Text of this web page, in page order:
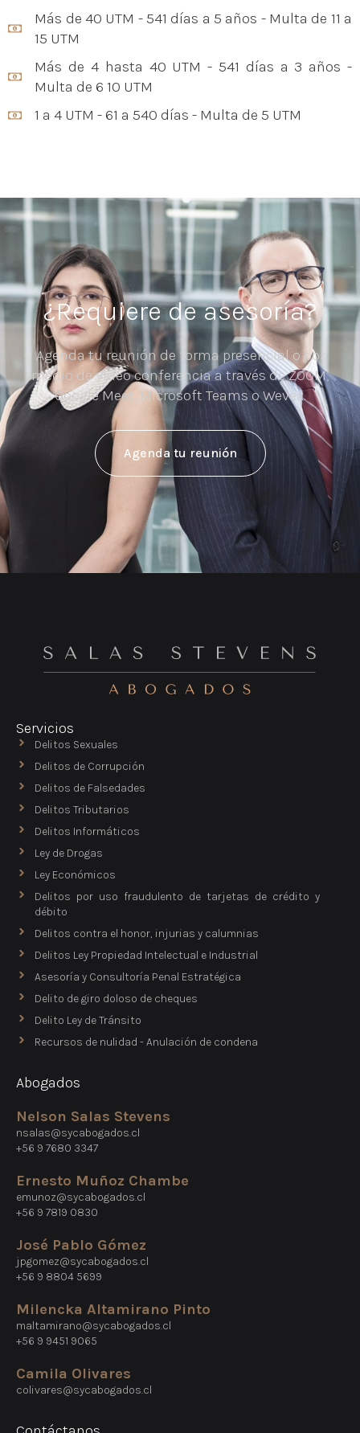
Más de 40 UTM - 541 días a 5 años - Multa de 11 a
15 UTM
Más de 4 hasta 40 UTM - 541 días a 3 años -
Multa de 6 10 UTM
1 a 4 UTM - 61 a 540 días - Multa de 5 UTM
¿Requiere de asesoría?
Agenda tu reunión de forma presencial o por
medio de video conferencia a través de ZOOM,
Google Meet, Microsoft Teams o Wevex.
Agenda tu reunión
Servicios
Delitos Sexuales
Delitos de Corrupción
Delitos de Falsedades
Delitos Tributarios
Delitos Informáticos
Ley de Drogas
Ley Económicos
Delitos por uso fraudulento de tarjetas de crédito y
débito
Delitos contra el honor, injurias y calumnias
Delitos Ley Propiedad Intelectual e Industrial
Asesoría y Consultoría Penal Estratégica
Delito de giro doloso de cheques
Delito Ley de Tránsito
Recursos de nulidad - Anulación de condena
Abogados
Nelson Salas Stevens
nsalas@sycabogados.cl
+56 9 7680 3347
Ernesto Muñoz Chambe
emunoz@sycabogados.cl
+56 9 7819 0830
José Pablo Gómez
jpgomez@sycabogados.cl
+56 9 8804 5699
Milencka Altamirano Pinto
maltamirano@sycabogados.cl
+56 9 9451 9065
Camila Olivares
colivares@sycabogados.cl